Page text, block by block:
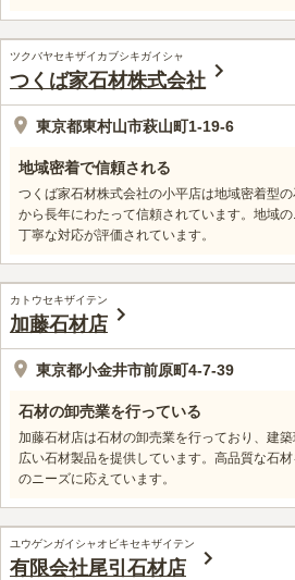
ツクバヤセキザイカブシキガイシャ
つくば家石材株式会社
東京都東村山市萩山町1-19-6
地域密着で信頼される
つくば家石材株式会社の小平店は地域密着型
から長年にわたって信頼されています。地域
丁寧な対応が評価されています。
カトウセキザイテン
加藤石材店
東京都小金井市前原町4-7-39
石材の卸売業を行っている
加藤石材店は石材の卸売業を行っており、建
広い石材製品を提供しています。高品質な石
のニーズに応えています。
ユウゲンガイシャオビキセキザイテン
有限会社尾引石材店